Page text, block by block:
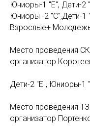
Юниоры-1 "Е", Дети-
Юниоры -2 "С",Дети-1
Взрослые+
Место проведения
организатор
Дети-2 "Е", Юниоры-1
Место проведения
организатор